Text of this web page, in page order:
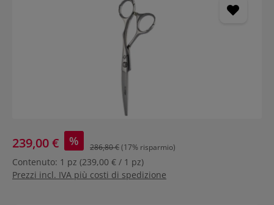
239,00 € % 286,80 €(17% risparmio)
Contenuto: 1 pz (239,00 € / 1 pz)
Prezzi incl. IVA più costi di spedizione